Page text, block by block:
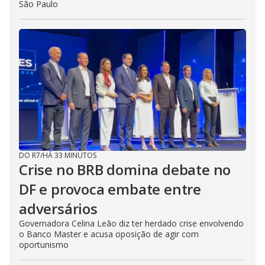
São Paulo
DO R7/HÁ 33 MINUTOS
Crise no BRB domina debate no
DF e provoca embate entre
adversários
Governadora Celina Leão diz ter herdado crise envolvendo
o Banco Master e acusa oposição de agir com
oportunismo